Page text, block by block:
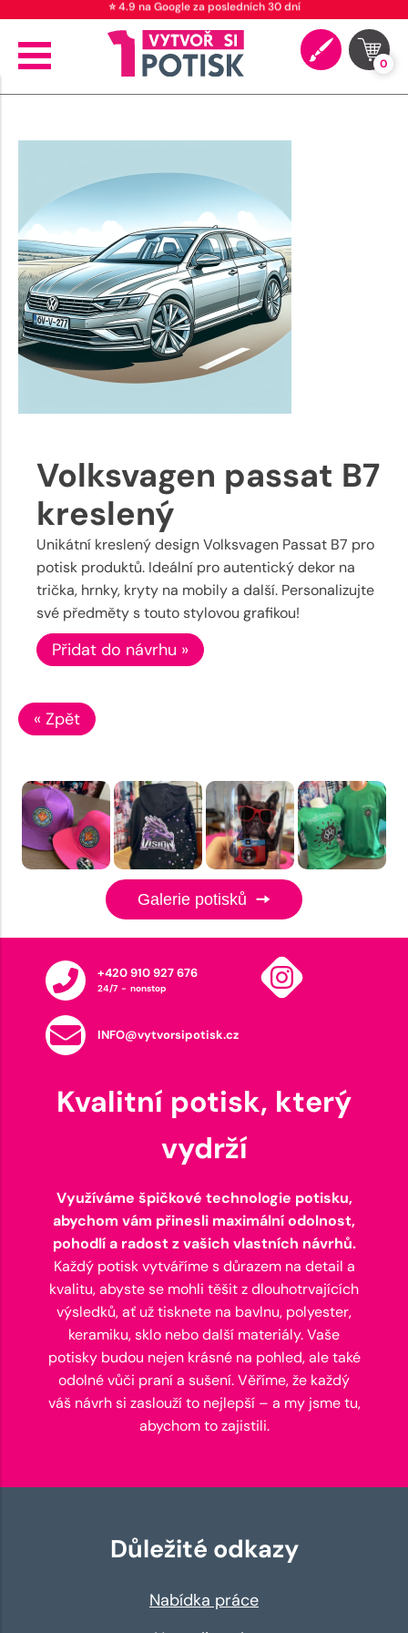
⭐ 4.9 na Google za posledních 30 dní
0
Volksvagen passat B7
kreslený
Unikátní kreslený design Volksvagen Passat B7 pro
potisk produktů. Ideální pro autentický dekor na
trička, hrnky, kryty na mobily a další. Personalizujte
své předměty s touto stylovou grafikou!
Přidat do návrhu »
« Zpět
Galerie potisků
+420 910 927 676
24/7 - nonstop
INFO@vytvorsipotisk.cz
Kvalitní potisk, který
vydrží
Využíváme špičkové technologie potisku,
abychom vám přinesli maximální odolnost,
pohodlí a radost z vašich vlastních návrhů.
Každý potisk vytváříme s důrazem na detail a
kvalitu, abyste se mohli těšit z dlouhotrvajících
výsledků, ať už tisknete na bavlnu, polyester,
keramiku, sklo nebo další materiály. Vaše
potisky budou nejen krásné na pohled, ale také
odolné vůči praní a sušení. Věříme, že každý
váš návrh si zaslouží to nejlepší – a my jsme tu,
abychom to zajistili.
Důležité odkazy
Nabídka práce